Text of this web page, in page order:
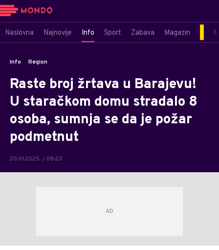
Naslovna Najnovije Info Sport Zabava Magazin
Info Region
Raste broj žrtava u Barajevu!
U staračkom domu stradalo 8
osoba, sumnja se da je požar
podmetnut
20.01.2025. / 08:23